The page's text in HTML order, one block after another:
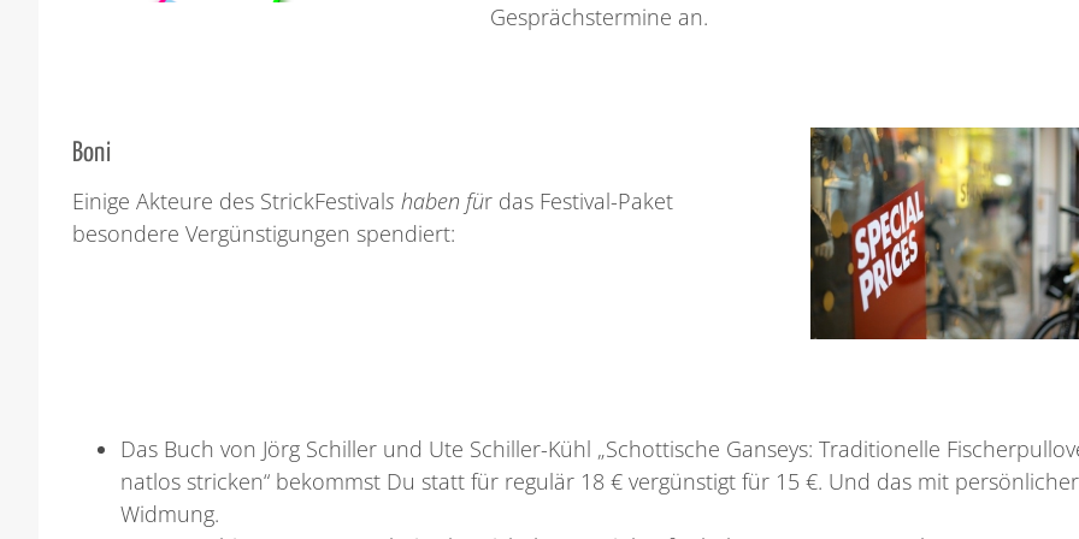
Gesprächstermine an.
Boni
Einige Akteure des StrickFestivals haben für das Festival-Paket
besondere Vergünstigungen spendiert:
Das Buch von Jörg Schiller und Ute Schiller-Kühl „Schottische Ganseys: Traditionelle
natlos stricken“ bekommst Du statt für regulär 18 € vergünstigt für 15 €. Und das mit persönlicher
Widmung.